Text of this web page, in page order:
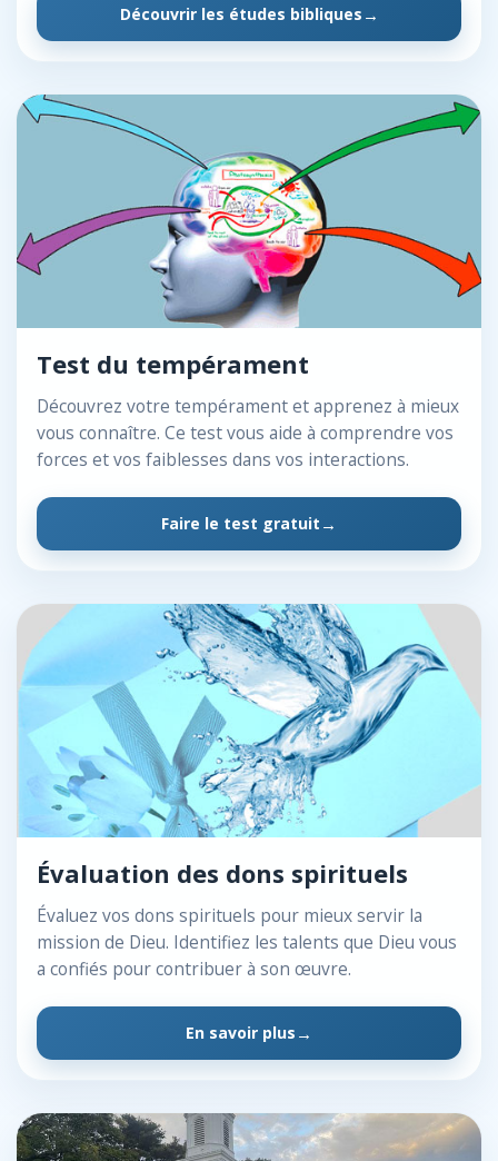
Découvrir les études bibliques
Test du tempérament
Découvrez votre tempérament et apprenez à mieux
vous connaître. Ce test vous aide à comprendre vos
forces et vos faiblesses dans vos interactions.
Faire le test gratuit
Évaluation des dons spirituels
Évaluez vos dons spirituels pour mieux servir la
mission de Dieu. Identifiez les talents que Dieu vous
a confiés pour contribuer à son œuvre.
En savoir plus